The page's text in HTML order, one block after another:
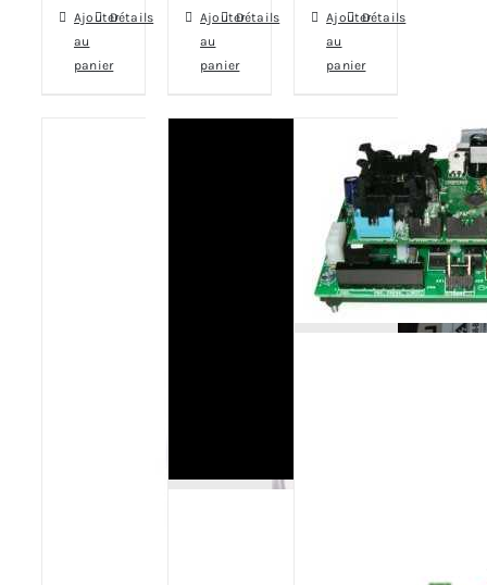
Ajouter
au
panier
Détails
Ajouter
au
panier
Détails
Ajouter
au
panier
Détails